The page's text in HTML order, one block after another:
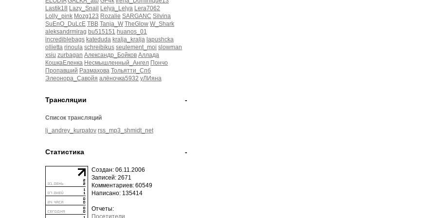
Lastik18 Lazy_Snail Lelya_Lelya Lera7062
Lolly_pink Mozg123 Rozalie SARGANC Silvina
SuEnO_DuLcE TBB Tanja_W TheGlow W_Shark
aleksandrmirag bu515151 huanos_01
incrediblebags kateduda kralja_kralja lapushcka
ollietta rinoula schreibikus seulement_moi slowman
xsiu zurbagan Александр_Бойков Аллада
КошкаЕленка Несмышленный_Ангел Пончо
Пропавший Размахова Тольятти_Спб
Элеонора_Савойя алёночка5932 уЛИяна
-
Трансляции
Список трансляций
lj_andrey_kurpatov rss_mp3_shmidt_net
-
Статистика
Создан: 06.11.2006
Записей: 2671
Комментариев: 60549
Написано: 135414
Отчеты:
Посетители